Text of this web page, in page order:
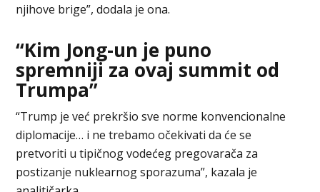
njihove brige”, dodala je ona.
“Kim Jong-un je puno
spremniji za ovaj summit od
Trumpa”
“Trump je već prekršio sve norme konvencionalne
diplomacije… i ne trebamo očekivati da će se
pretvoriti u tipičnog vodećeg pregovarača za
postizanje nuklearnog sporazuma”, kazala je